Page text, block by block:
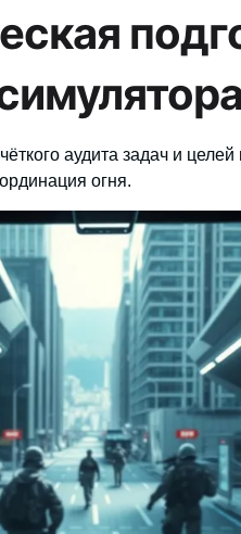
аудита задач и целей
огня.